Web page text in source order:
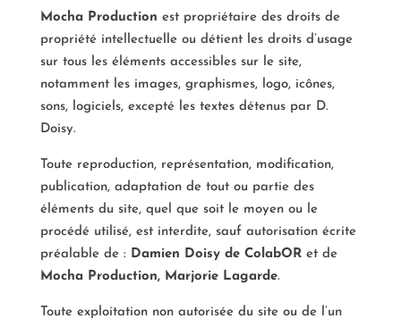
Mocha Production est propriétaire des droits de
propriété intellectuelle ou détient les droits d’usage
sur tous les éléments accessibles sur le site,
notamment les images, graphismes, logo, icônes,
sons, logiciels, excepté les textes détenus par D.
Doisy.
Toute reproduction, représentation, modification,
publication, adaptation de tout ou partie des
éléments du site, quel que soit le moyen ou le
procédé utilisé, est interdite, sauf autorisation écrite
préalable de : Damien Doisy de ColabORet de
Mocha Production, Marjorie Lagarde.
Toute exploitation non autorisée du site ou de l’un